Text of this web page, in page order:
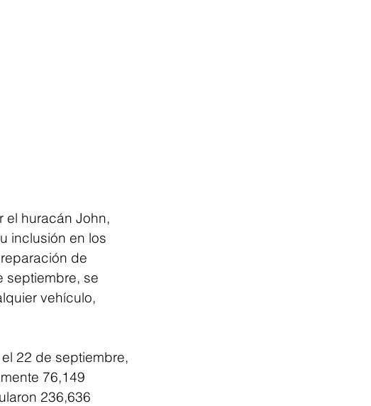
el huracán John,
inclusión en los
de
septiembre, se
vehículo,
22 de septiembre,
76,149
236,636